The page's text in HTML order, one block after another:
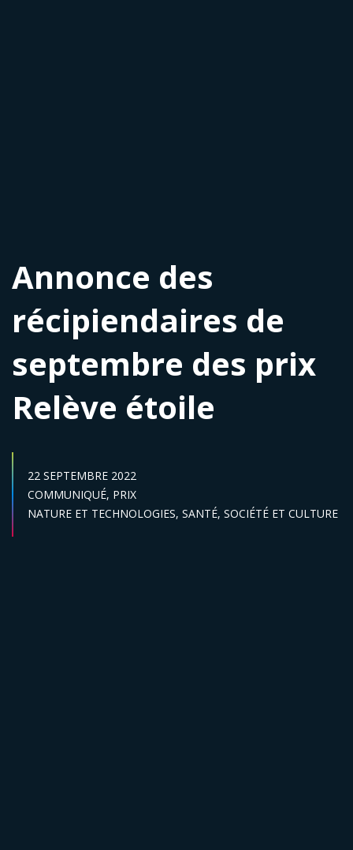
Annonce des
récipiendaires de
septembre des prix
Relève étoile
DATE DE PUBLICATION :
22 SEPTEMBRE 2022
Catégories :
COMMUNIQUÉ, PRIX
Secteur :
NATURE ET TECHNOLOGIES, SANTÉ, SOCIÉTÉ ET CULTURE